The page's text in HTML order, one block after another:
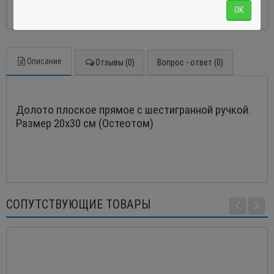
Описание Отзывы (0) Вопрос - ответ (0)
Долото плоское прямое с шестигранной ручкой.
Размер 20х30 см (Остеотом)
СОПУТСТВУЮЩИЕ ТОВАРЫ
ОК